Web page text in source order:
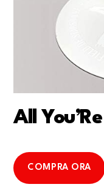
All
COMPRA ORA